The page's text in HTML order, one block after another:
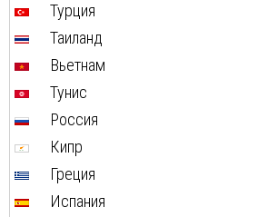
Туры в ОАЭ в августе
Туры в Чехию в августе
Турция
Таиланд
Вьетнам
Тунис
Россия
Кипр
Греция
Испания